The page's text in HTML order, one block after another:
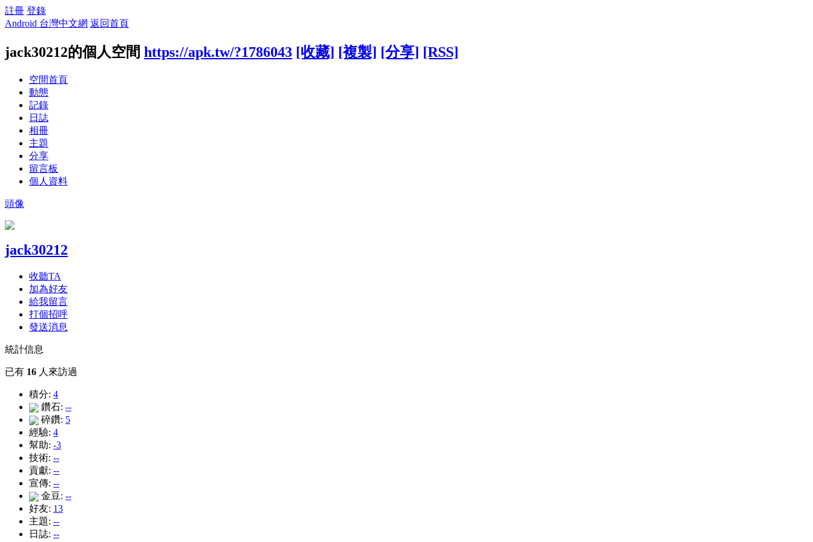
註冊 登錄
Android 台灣中文網 返回首頁
jack30212的個人空間 https://apk.tw/?1786043 [收藏] [複製] [分享] [RSS]
空間首頁
動態
記錄
日誌
相冊
主題
分享
留言板
個人資料
頭像
jack30212
收聽TA
加為好友
給我留言
打個招呼
發送消息
統計信息
已有 16 人來訪過
積分: 4
鑽石: --
碎鑽: 5
經驗: 4
幫助: -3
技術: --
貢獻: --
宣傳: --
金豆: --
好友: 13
主題: --
日誌: --